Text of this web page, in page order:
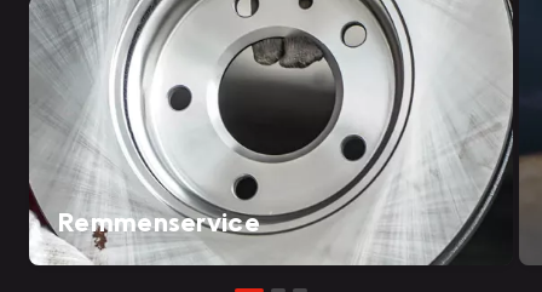
Remmenservice